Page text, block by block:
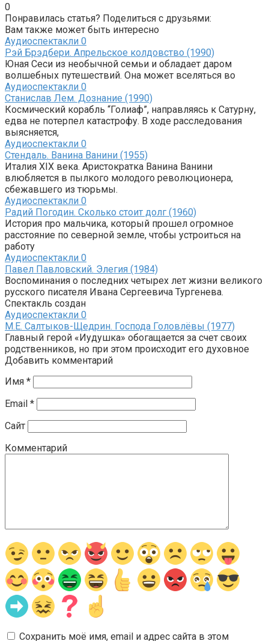
0
Понравилась статья? Поделиться с друзьями:
Вам также может быть интересно
Аудиоспектакли 0
Рэй Брэдбери. Апрельское колдовство (1990)
Юная Сеси из необычной семьи и обладает даром
волшебных путешествий. Она может вселяться во
Аудиоспектакли 0
Станислав Лем. Дознание (1990)
Космический корабль “Голиаф”, направляясь к Сатурну,
едва не потерпел катастрофу. В ходе расследования
выясняется,
Аудиоспектакли 0
Стендаль. Ванина Ванини (1955)
Италия XIX века. Аристократка Ванина Ванини
влюбляется в пылкого молодого революционера,
сбежавшего из тюрьмы.
Аудиоспектакли 0
Радий Погодин. Сколько стоит долг (1960)
История про мальчика, который прошел огромное
расстояние по северной земле, чтобы устроиться на
работу
Аудиоспектакли 0
Павел Павловский. Элегия (1984)
Воспоминания о последних четырех лет жизни великого
русского писателя Ивана Сергеевича Тургенева.
Спектакль создан
Аудиоспектакли 0
М.Е. Салтыков-Щедрин. Господа Головлёвы (1977)
Главный герой «Иудушка» обогащается за счет своих
родственников, но при этом происходит его духовное
Добавить комментарий
Имя *
Email *
Сайт
Комментарий
Сохранить моё имя, email и адрес сайта в этом